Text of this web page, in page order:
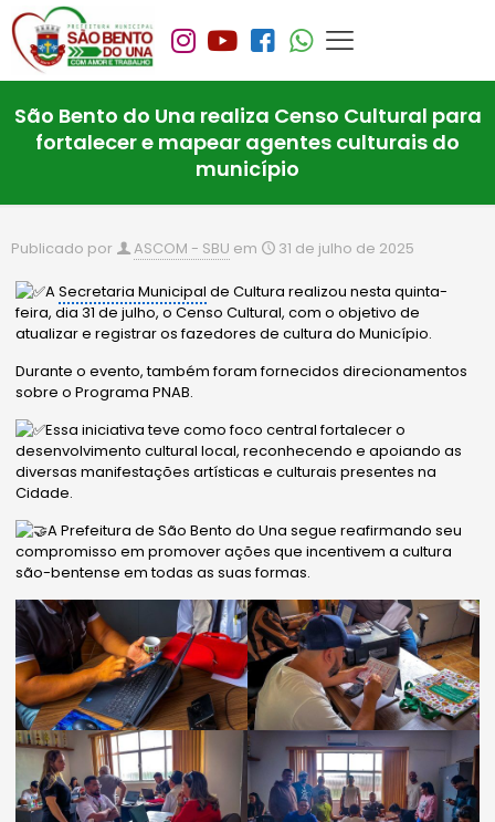
São Bento do Una realiza Censo Cultural para
fortalecer e mapear agentes culturais do
município
Publicado por ASCOM - SBU em 31 de julho de 2025
ASecretaria Municipal de Cultura realizou nesta quinta-
feira, dia 31 de julho, o Censo Cultural, com o objetivo de
atualizar e registrar os fazedores de cultura doMunicípio.
Durante o evento, também foram fornecidos direcionamentos
sobre o Programa PNAB.
Essa iniciativa teve como foco central fortalecer o
desenvolvimento cultural local, reconhecendo e apoiando as
diversas manifestações artísticas e culturais presentes na
Cidade.
A Prefeitura de São Bento do Una segue reafirmando seu
compromisso em promover ações que incentivem a cultura
são-bentense em todas as suas formas.